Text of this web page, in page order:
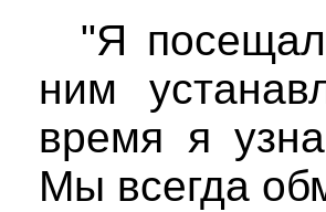
"Я
ним
время я
Мы всегда